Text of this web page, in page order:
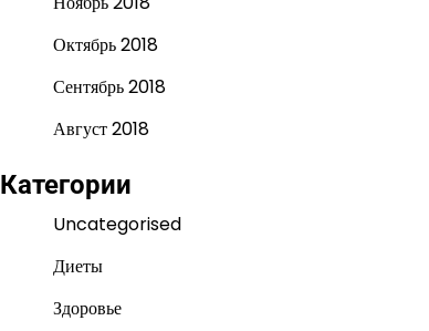
Октябрь 2018
Сентябрь 2018
Август 2018
Категории
Uncategorised
Диеты
Здоровье